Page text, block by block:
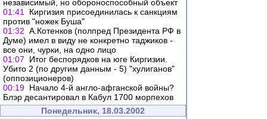
независимый, но обороноспособный объект
01:41
Киргизия присоединилась к санкциям
против "ножек Буша"
01:32 А.Котенков (полпред Президента РФ в
Думе) имел в виду не конкретно таджиков -
все они, чурки, на одно лицо
01:07
Итог беспорядков на юге Киргизии.
Убито 2 (по другим данным - 5) "хулиганов"
(оппозиционеров)
00:19 Начало 4-й англо-афганской войны?
Блэр десантировал в Кабул 1700 морпехов
Понедельник, 18.03.2002